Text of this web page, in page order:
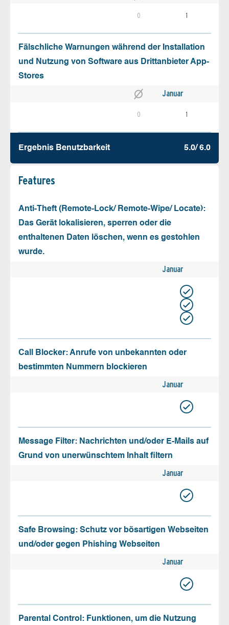
0 1
Fälschliche Warnungen während der Installation
und Nutzung von Software aus Drittanbieter App-
Stores
Januar
0 1
Ergebnis Benutz­barkeit 5.0/ 6.0
Features
Anti-Theft (Remote-Lock/ Remote-Wipe/ Locate):
Das Gerät lokalisieren, sperren oder die
enthaltenen Daten löschen, wenn es gestohlen
wurde.
Januar
Call Blocker: Anrufe von unbekannten oder
bestimmten Nummern blockieren
Januar
Message Filter: Nachrichten und/oder E-Mails auf
Grund von unerwünschtem Inhalt filtern
Januar
Safe Browsing: Schutz vor bösartigen Webseiten
und/oder gegen Phishing Webseiten
Januar
Parental Control: Funktionen, um die Nutzung